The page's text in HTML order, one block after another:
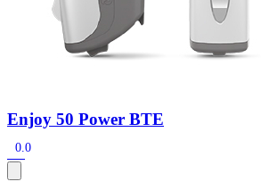
Enjoy 50 Power BTE
0.0